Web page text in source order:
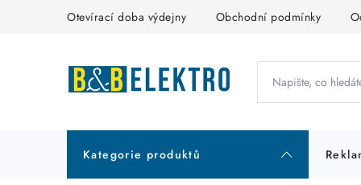
Otevírací doba výdejny Obchodní podmínky
Kategorie produktů